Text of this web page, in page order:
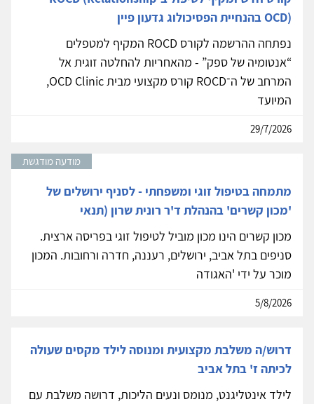
OCD) בהנחיית הפסיכולוג גדעון פיין
נפתחה ההרשמה לקורס ROCD המקיף למטפלים
“אנטומיה של ספק” - מהאחריות להחלטה זוגית אל
המרחב של ה־ROCD קורס מקצועי מבית OCD Clinic,
המיועד
29/7/2026
מודעה מודגשת
מתמחה בטיפול זוגי ומשפחתי - לסניף ירושלים של
'מכון קשרים' בהנהלת ד'ר רונית שרון (תנאי
מכון קשרים הינו מכון מוביל לטיפול זוגי בפריסה ארצית.
סניפים בתל אביב, ירושלים, רעננה, חדרה ורחובות. המכון
מוכר על ידי 'האגודה
5/8/2026
דרוש/ה משלבת מקצועית ומנוסה לילד מקסים שעולה
לכיתה ז' בתל אביב
לילד אינטליגנט, מנומס ונעים הליכות, דרושה משלבת עם